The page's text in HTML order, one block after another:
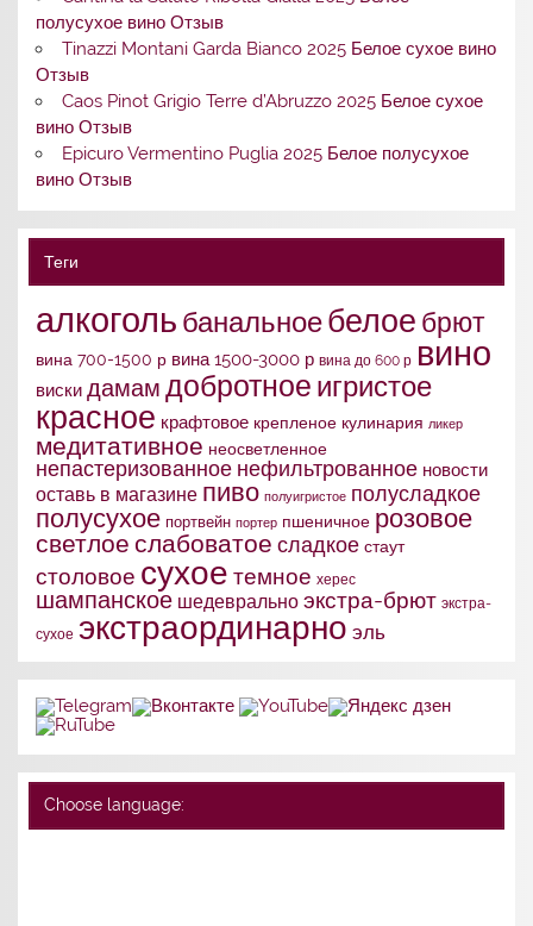
полусухое вино Отзыв
Tinazzi Montani Garda Bianco 2025 Белое сухое вино
Отзыв
Caos Pinot Grigio Terre d’Abruzzo 2025 Белое сухое
вино Отзыв
Epicuro Vermentino Puglia 2025 Белое полусухое
вино Отзыв
Теги
алкоголь банальноебелое брют
вина 700-1500 р вина 1500-3000 р вина до 600 р вино
виски дамам добротное игристое
красное крафтовое крепленое кулинария ликер
медитативное неосветленное
непастеризованное нефильтрованное новости
оставь в магазине пиво полуигристое полусладкое
полусухое портвейн портер пшеничное розовое
светлое слабоватое сладкое стаут
столовое сухое темное херес
шампанское шедеврально экстра-брют экстра-
сухое экстраординарно эль
Choose language: